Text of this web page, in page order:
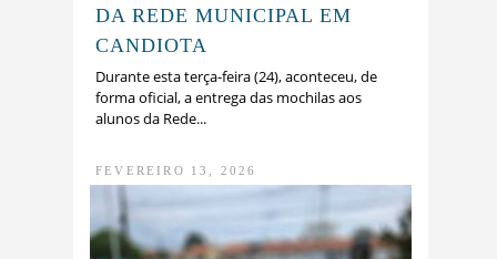
DA REDE MUNICIPAL EM
CANDIOTA
Durante esta terça-feira (24), aconteceu, de
forma oficial, a entrega das mochilas aos
alunos da Rede...
FEVEREIRO 13, 2026